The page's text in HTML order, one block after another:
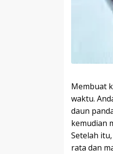
Membuat
waktu.
daun
kemudian
Setelah
rata dan